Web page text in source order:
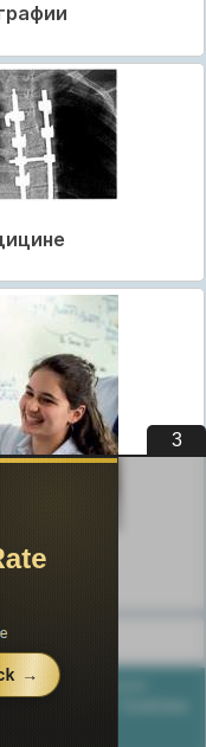
год. Материал
2